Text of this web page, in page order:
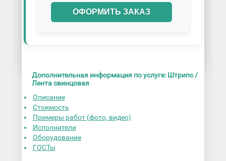
ОФОРМИТЬ ЗАКАЗ
Дополнительная информация по услуге: Штрипс /
Лента свинцовая
Описание
Стоимость
Примеры работ (фото, видео)
Исполнители
Оборудование
ГОСТы